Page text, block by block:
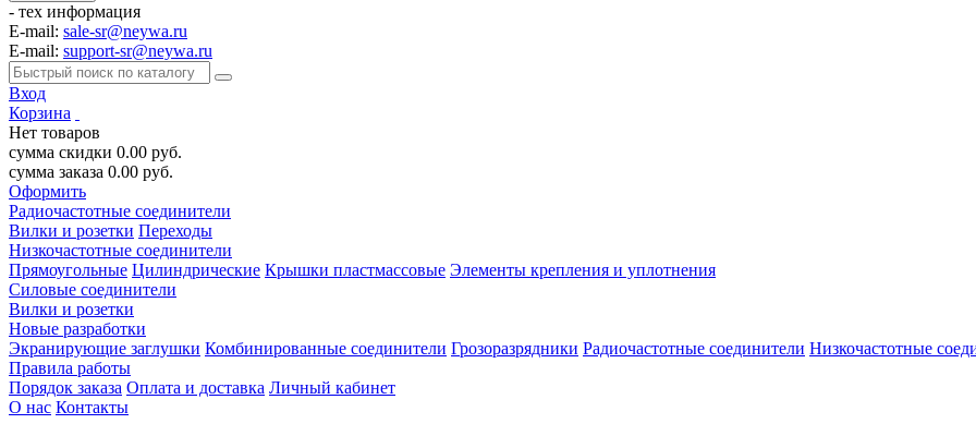
- тех информация
E-mail: sale-sr@neywa.ru
E-mail: support-sr@neywa.ru
Вход
Корзина
Нет товаров
сумма скидки 0.00 руб.
сумма заказа 0.00 руб.
Оформить
Радиочастотные соединители
Вилки и розетки Переходы
Низкочастотные соединители
Прямоугольные Цилиндрические Крышки пластмассовые Элементы крепления и уплотнения
Силовые соединители
Вилки и розетки
Новые разработки
Экранирующие заглушки Комбинированные соединители Грозоразрядники Радиочастотные соединители Низкочастотные
Правила работы
Порядок заказа Оплата и доставка Личный кабинет
О нас Контакты